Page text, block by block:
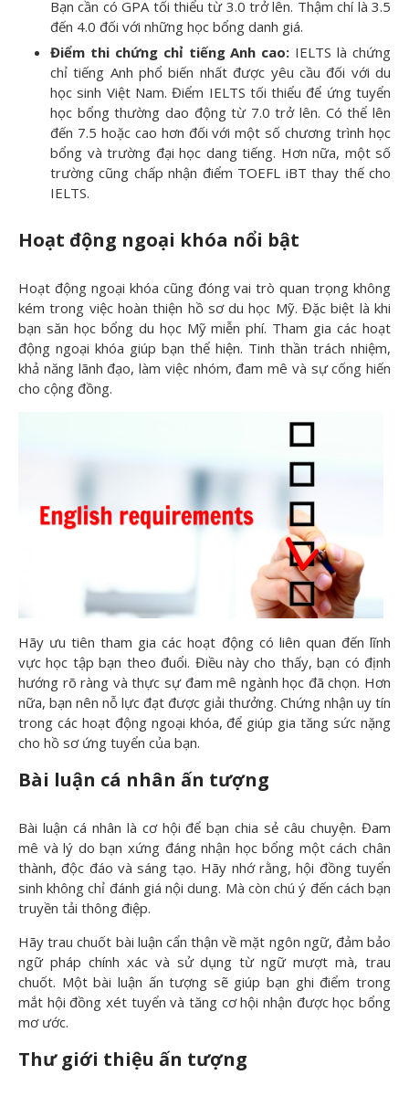
Bạn cần có GPA tối thiểu từ 3.0 trở lên. Thậm chí là 3.5
đến 4.0 đối với những học bổng danh giá.
Điểm thi chứng chỉ tiếng Anh cao: IELTS là chứng
chỉ tiếng Anh phổ biến nhất được yêu cầu đối với du
học sinh Việt Nam. Điểm IELTS tối thiểu để ứng tuyển
học bổng thường dao động từ 7.0 trở lên. Có thể lên
đến 7.5 hoặc cao hơn đối với một số chương trình học
bổng và trường đại học dang tiếng. Hơn nữa, một số
trường cũng chấp nhận điểm TOEFL iBT thay thế cho
IELTS.
Hoạt động ngoại khóa nổi bật
Hoạt động ngoại khóa cũng đóng vai trò quan trọng không
kém trong việc hoàn thiện hồ sơ du học Mỹ. Đặc biệt là khi
bạn săn học bổng du học Mỹ miễn phí. Tham gia các hoạt
động ngoại khóa giúp bạn thể hiện. Tinh thần trách nhiệm,
khả năng lãnh đạo, làm việc nhóm, đam mê và sự cống hiến
cho cộng đồng.
Hãy ưu tiên tham gia các hoạt động có liên quan đến lĩnh
vực học tập bạn theo đuổi. Điều này cho thấy, bạn có định
hướng rõ ràng và thực sự đam mê ngành học đã chọn. Hơn
nữa, bạn nên nỗ lực đạt được giải thưởng. Chứng nhận uy tín
trong các hoạt động ngoại khóa, để giúp gia tăng sức nặng
cho hồ sơ ứng tuyển của bạn.
Bài luận cá nhân ấn tượng
Bài luận cá nhân là cơ hội để bạn chia sẻ câu chuyện. Đam
mê và lý do bạn xứng đáng nhận học bổng một cách chân
thành, độc đáo và sáng tạo. Hãy nhớ rằng, hội đồng tuyển
sinh không chỉ đánh giá nội dung. Mà còn chú ý đến cách bạn
truyền tải thông điệp.
Hãy trau chuốt bài luận cẩn thận về mặt ngôn ngữ, đảm bảo
ngữ pháp chính xác và sử dụng từ ngữ mượt mà, trau
chuốt. Một bài luận ấn tượng sẽ giúp bạn ghi điểm trong
mắt hội đồng xét tuyển và tăng cơ hội nhận được học bổng
mơ ước.
Thư giới thiệu ấn tượng